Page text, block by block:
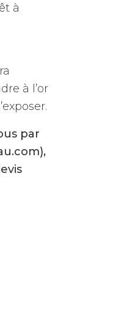
à
à l’or
par